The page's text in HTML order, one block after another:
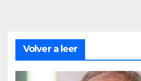
Volver a leer